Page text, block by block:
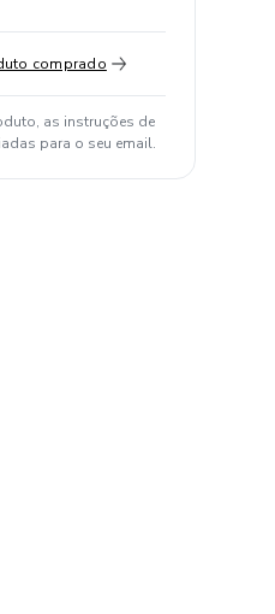
comprado
as instruções de
para o seu email.